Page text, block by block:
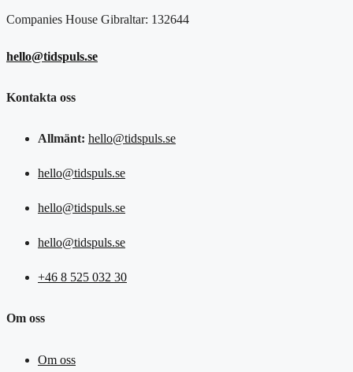
Companies House Gibraltar: 132644
hello@tidspuls.se
Kontakta oss
Allmänt: hello@tidspuls.se
hello@tidspuls.se
hello@tidspuls.se
hello@tidspuls.se
+46 8 525 032 30
Om oss
Om oss